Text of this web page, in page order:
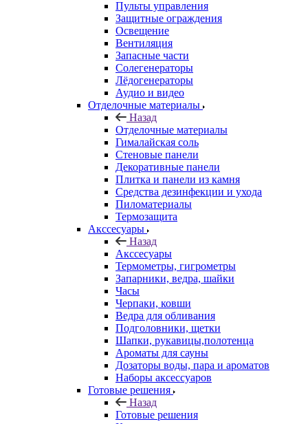
Пульты управления
Защитные ограждения
Освещение
Вентиляция
Запасные части
Солегенераторы
Лёдогенераторы
Аудио и видео
Отделочные материалы
Назад
Отделочные материалы
Гималайская соль
Стеновые панели
Декоративные панели
Плитка и панели из камня
Средства дезинфекции и ухода
Пиломатериалы
Термозащита
Аксcесуары
Назад
Аксcесуары
Термометры, гигрометры
Запарники, ведра, шайки
Часы
Черпаки, ковши
Ведра для обливания
Подголовники, щетки
Шапки, рукавицы,полотенца
Ароматы для сауны
Дозаторы воды, пара и ароматов
Наборы аксессуаров
Готовые решения
Назад
Готовые решения